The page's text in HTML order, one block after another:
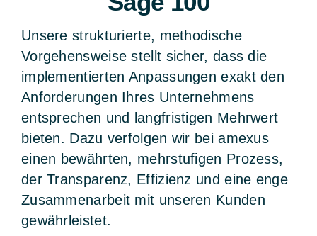
Unsere strukturierte, methodische
Vorgehensweise stellt sicher, dass die
implementierten Anpassungen exakt den
Anforderungen Ihres Unternehmens
entsprechen und langfristigen Mehrwert
bieten. Dazu verfolgen wir bei amexus
einen bewährten, mehrstufigen Prozess,
der Transparenz, Effizienz und eine enge
Zusammenarbeit mit unseren Kunden
gewährleistet.